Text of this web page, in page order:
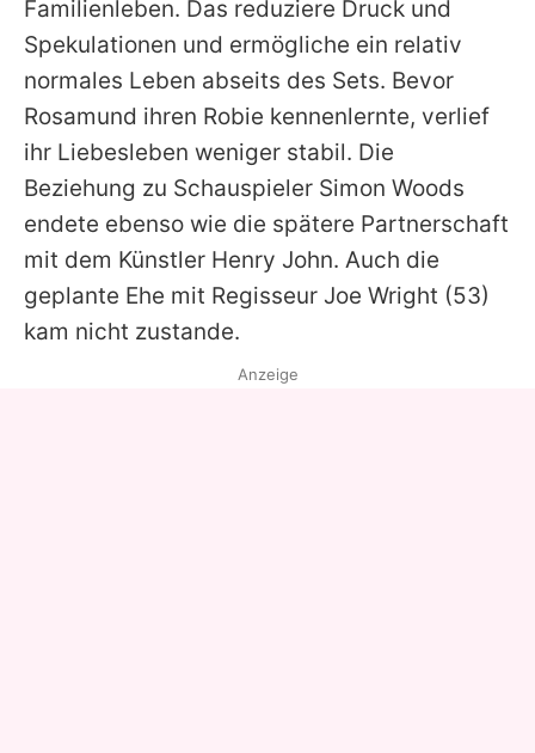
Familienleben. Das reduziere Druck und
Spekulationen und ermögliche ein relativ
normales Leben abseits des Sets. Bevor
Rosamund ihren Robie kennenlernte, verlief
ihr Liebesleben weniger stabil. Die
Beziehung zu Schauspieler Simon Woods
endete ebenso wie die spätere Partnerschaft
mit dem Künstler Henry John. Auch die
geplante Ehe mit Regisseur Joe Wright (53)
kam nicht zustande.
Anzeige